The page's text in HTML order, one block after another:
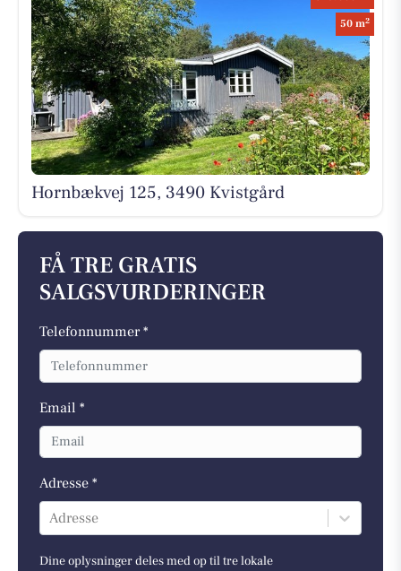
50 m2
Hornbækvej 125, 3490 Kvistgård
FÅ TRE GRATIS
SALGSVURDERINGER
Telefonnummer *
Email *
Adresse *
Adresse
Dine oplysninger deles med op til tre lokale